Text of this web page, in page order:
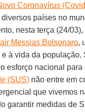
Coronavírus
países no
nesta terça (24/
Messias Bolsonaro,
à vida da população.
esforço nacional para
(SUS) não entre em
que vivemos
garantir medidas de